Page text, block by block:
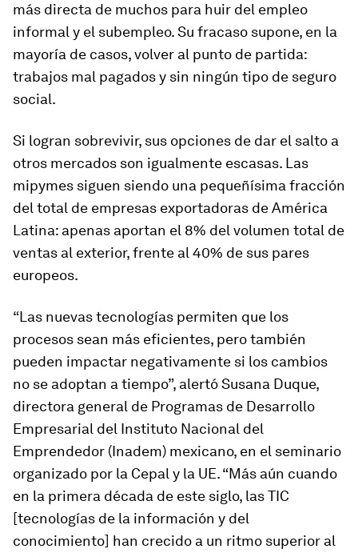
más directa de muchos para huir del empleo
informal y el subempleo. Su fracaso supone, en la
mayoría de casos, volver al punto de partida:
trabajos mal pagados y sin ningún tipo de seguro
social.
Si logran sobrevivir, sus opciones de dar el salto a
otros mercados son igualmente escasas. Las
mipymes siguen siendo una pequeñísima fracción
del total de empresas exportadoras de América
Latina: apenas aportan el 8% del volumen total de
ventas al exterior, frente al 40% de sus pares
europeos.
“Las nuevas tecnologías permiten que los
procesos sean más eficientes, pero también
pueden impactar negativamente si los cambios
no se adoptan a tiempo”, alertó Susana Duque,
directora general de Programas de Desarrollo
Empresarial del Instituto Nacional del
Emprendedor (Inadem) mexicano, en el seminario
organizado por la Cepal y la UE. “Más aún cuando
en la primera década de este siglo, las TIC
[tecnologías de la información y del
conocimiento] han crecido a un ritmo superior al